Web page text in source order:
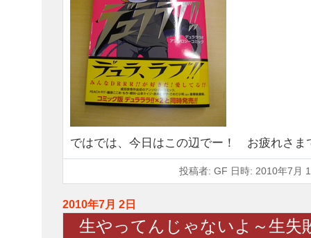
ではでは、今日はこの辺でー！ お疲れさま
投稿者: GF 日時: 2010年7月
2010年7月 2日
生やってんじゃないよ～生失